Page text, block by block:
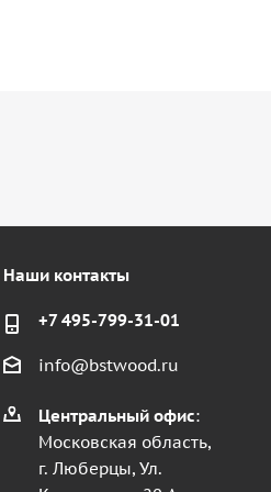
Наши контакты
+7 495-799-31-01
info@bstwood.ru
Центральный офис:
Московская область,
г. Люберцы, Ул.